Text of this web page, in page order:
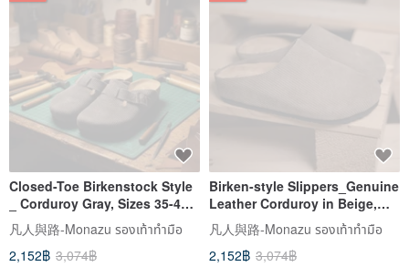
Closed-Toe Birkenstock Style
_ Corduroy Gray, Sizes 35-45.
Unisex Design for Women and
Men. Couple's Shoes.
凡人與路-Monazu รองเท้าทำมือ
2,152฿ 3,074฿
Birken-style Slippers_Genuine
Leather Corduroy in Beige,
Sizes 35-45. Suitable for
Indoor and Outdoor Wear.
Perfect for Couples.
凡人與路-Monazu รองเท้าทำมือ
2,152฿ 3,074฿